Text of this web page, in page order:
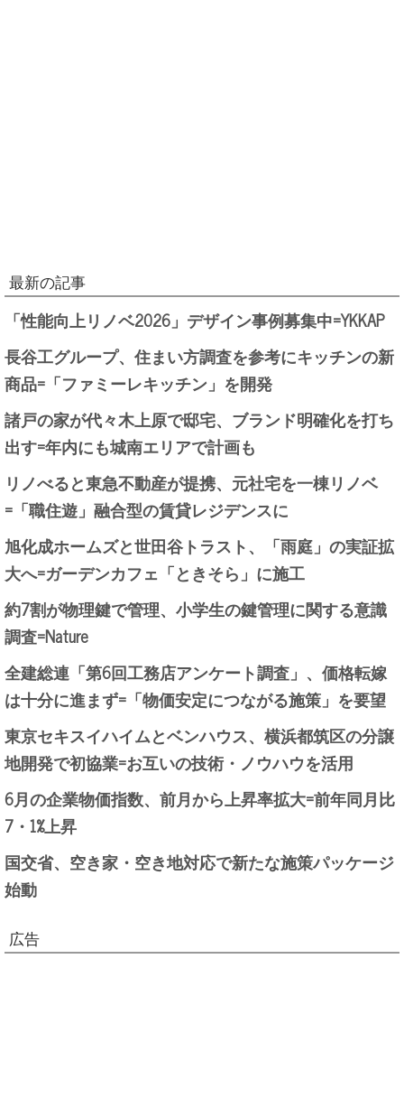
最新の記事
「性能向上リノベ2026」デザイン事例募集中=YKKAP
長谷工グループ、住まい方調査を参考にキッチンの新
商品=「ファミーレキッチン」を開発
諸戸の家が代々木上原で邸宅、ブランド明確化を打ち
出す=年内にも城南エリアで計画も
リノべると東急不動産が提携、元社宅を一棟リノベ
=「職住遊」融合型の賃貸レジデンスに
旭化成ホームズと世田谷トラスト、「雨庭」の実証拡
大へ=ガーデンカフェ「ときそら」に施工
約7割が物理鍵で管理、小学生の鍵管理に関する意識
調査=Nature
全建総連「第6回工務店アンケート調査」、価格転嫁
は十分に進まず=「物価安定につながる施策」を要望
東京セキスイハイムとベンハウス、横浜都筑区の分譲
地開発で初協業=お互いの技術・ノウハウを活用
6月の企業物価指数、前月から上昇率拡大=前年同月比
7・1%上昇
国交省、空き家・空き地対応で新たな施策パッケージ
始動
広告